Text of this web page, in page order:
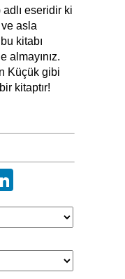
adlı eseridir ki
ve asla
kitabı
almayınız.
Küçük gibi
kitaptır!